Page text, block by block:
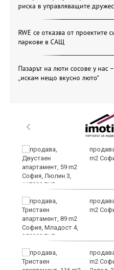
риска в управляващите
RWE се отказва от проектите
паркове в САЩ
Пазарът на люти сосове у нас
„искам нещо вкусно люто“
m2
m2
m2